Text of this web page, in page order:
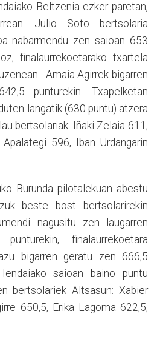
Beltzenia ezker paretan,
Julio Soto bertsolaria
nabarmendu zen saioan 653
finalaurrekoetarako txartela
Amaia Agirrek bigarren
punturekin. Txapelketan
langatik (630 puntu) atzera
bertsolariak: Iñaki Zelaia 611,
596, Iban Urdangarin
Burunda pilotalekuan abestu
beste bost bertsolarirekin
nagusitu zen laugarren
finalaurrekoetara
bigarren geratu zen 666,5
saioan baino puntu
bertsolariek Altsasun: Xabier
650,5, Erika Lagoma 622,5,